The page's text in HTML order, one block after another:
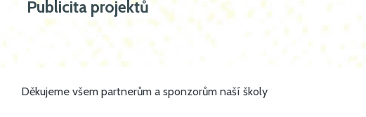
Publicita projektů
Děkujeme všem partnerům a sponzorům naší školy